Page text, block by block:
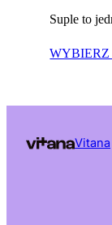
Suple to
WYBIERZ
Vitana